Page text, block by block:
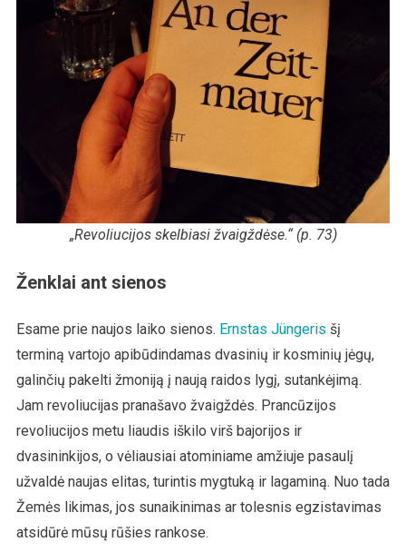
„Revoliucijos skelbiasi žvaigždėse.“ (p. 73)
Ženklai ant sienos
Esame prie naujos laiko sienos. Ernstas Jüngeris šį
terminą vartojo apibūdindamas dvasinių ir kosminių jėgų,
galinčių pakelti žmoniją į naują raidos lygį, sutankėjimą.
Jam revoliucijas pranašavo žvaigždės. Prancūzijos
revoliucijos metu liaudis iškilo virš bajorijos ir
dvasininkijos, o vėliausiai atominiame amžiuje pasaulį
užvaldė naujas elitas, turintis mygtuką ir lagaminą. Nuo tada
Žemės likimas, jos sunaikinimas ar tolesnis egzistavimas
atsidūrė mūsų rūšies rankose.